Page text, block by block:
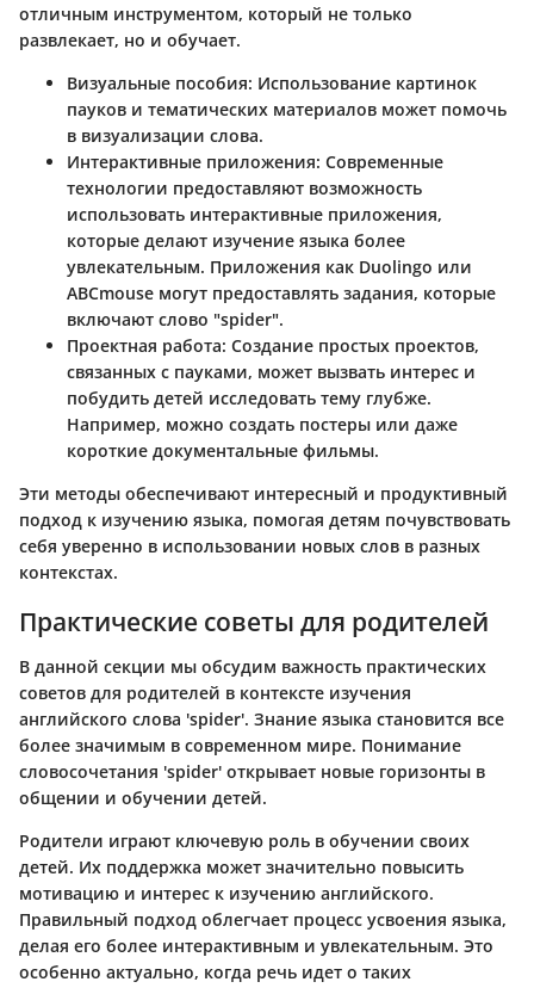
отличным инструментом, который не только
развлекает, но и обучает.
Визуальные пособия: Использование картинок
пауков и тематических материалов может помочь
в визуализации слова.
Интерактивные приложения: Современные
технологии предоставляют возможность
использовать интерактивные приложения,
которые делают изучение языка более
увлекательным. Приложения как Duolingo или
ABCmouse могут предоставлять задания, которые
включают слово "spider".
Проектная работа: Создание простых проектов,
связанных с пауками, может вызвать интерес и
побудить детей исследовать тему глубже.
Например, можно создать постеры или даже
короткие документальные фильмы.
Эти методы обеспечивают интересный и продуктивный
подход к изучению языка, помогая детям почувствовать
себя уверенно в использовании новых слов в разных
контекстах.
Практические советы для родителей
В данной секции мы обсудим важность практических
советов для родителей в контексте изучения
английского слова 'spider'. Знание языка становится все
более значимым в современном мире. Понимание
словосочетания 'spider' открывает новые горизонты в
общении и обучении детей.
Родители играют ключевую роль в обучении своих
детей. Их поддержка может значительно повысить
мотивацию и интерес к изучению английского.
Правильный подход облегчает процесс усвоения языка,
делая его более интерактивным и увлекательным. Это
особенно актуально, когда речь идет о таких